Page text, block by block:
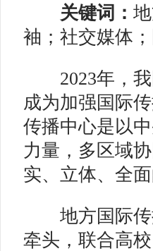
关键词：
袖；社交媒体
2023年，我
成为加强国际
传播中心是以
力量，多区域
实、立体、全
地方国际传
牵头，联合高